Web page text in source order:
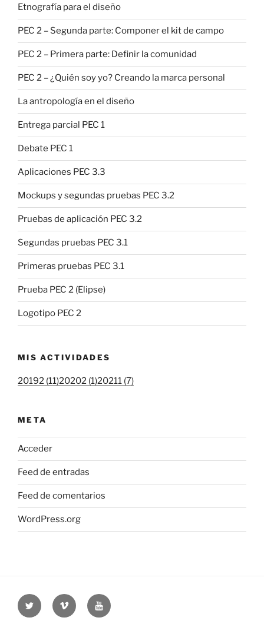
Etnografía para el diseño
PEC 2 – Segunda parte: Componer el kit de campo
PEC 2 – Primera parte: Definir la comunidad
PEC 2 – ¿Quién soy yo? Creando la marca personal
La antropología en el diseño
Entrega parcial PEC 1
Debate PEC 1
Aplicaciones PEC 3.3
Mockups y segundas pruebas PEC 3.2
Pruebas de aplicación PEC 3.2
Segundas pruebas PEC 3.1
Primeras pruebas PEC 3.1
Prueba PEC 2 (Elipse)
Logotipo PEC 2
MIS ACTIVIDADES
20192 (11)20202 (1)20211 (7)
META
Acceder
Feed de entradas
Feed de comentarios
WordPress.org
Twitter
UOC
Vimeo
UOC
Youtube
UOC